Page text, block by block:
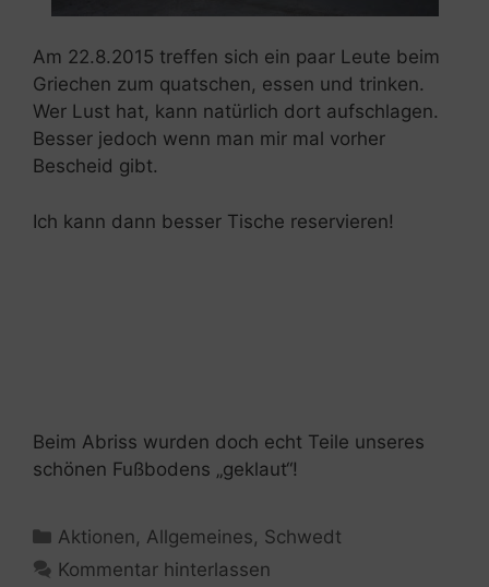
Am 22.8.2015 treffen sich ein paar Leute beim
Griechen zum quatschen, essen und trinken.
Wer Lust hat, kann natürlich dort aufschlagen.
Besser jedoch wenn man mir mal vorher
Bescheid gibt.
Ich kann dann besser Tische reservieren!
Beim Abriss wurden doch echt Teile unseres
schönen Fußbodens „geklaut“!
Kategorien
Aktionen, Allgemeines, Schwedt
Kommentar hinterlassen